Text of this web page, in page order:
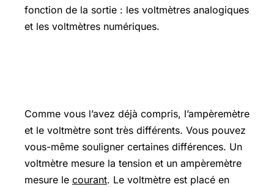
fonction de la sortie : les voltmètres analogiques
et les voltmètres numériques.
Comme vous l’avez déjà compris, l’ampèremètre
et le voltmètre sont très différents. Vous pouvez
vous-même souligner certaines différences. Un
voltmètre mesure la tension et un ampèremètre
mesure le courant. Le voltmètre est placé en